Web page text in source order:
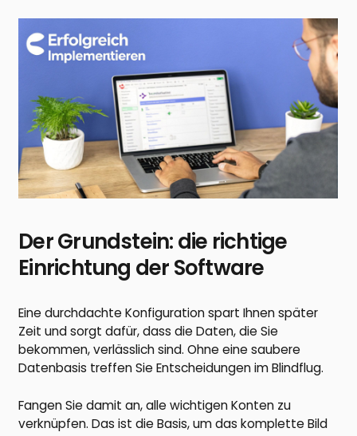
Der Grundstein: die richtige
Einrichtung der Software
Eine durchdachte Konfiguration spart Ihnen später
Zeit und sorgt dafür, dass die Daten, die Sie
bekommen, verlässlich sind. Ohne eine saubere
Datenbasis treffen Sie Entscheidungen im Blindflug.
Fangen Sie damit an, alle wichtigen Konten zu
verknüpfen. Das ist die Basis, um das komplette Bild